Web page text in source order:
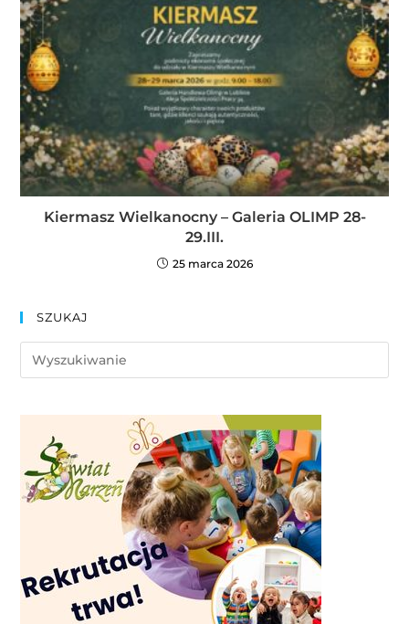
Kiermasz Wielkanocny – Galeria OLIMP 28-
29.III.
25 marca 2026
SZUKAJ